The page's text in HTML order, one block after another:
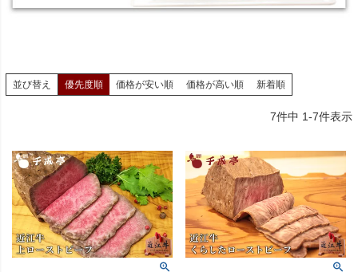
並び替え 優先度順 価格が安い順 価格が高い順 新着順
7件中 1-7件表示